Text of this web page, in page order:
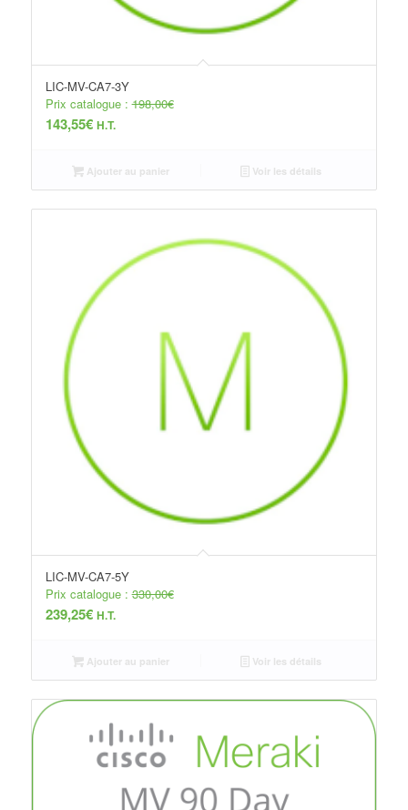
LIC-MV-CA7-3Y
Prix catalogue :198,00€
143,55€ H.T.
Ajouter au panier Voir les détails
LIC-MV-CA7-5Y
Prix catalogue :330,00€
239,25€ H.T.
Ajouter au panier Voir les détails